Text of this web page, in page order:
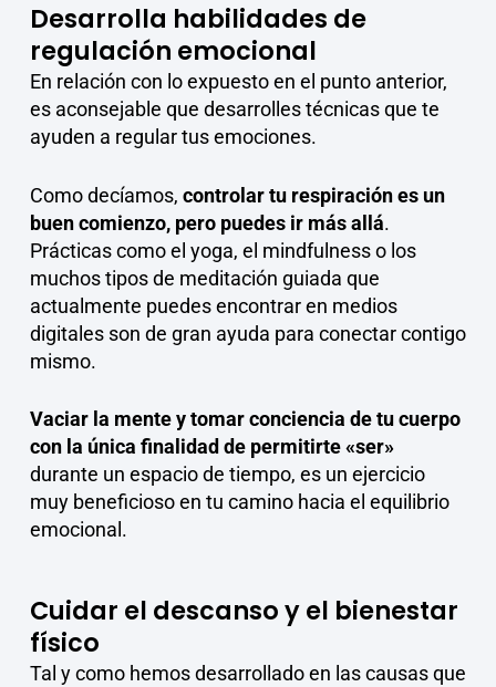
Desarrolla habilidades de
regulación emocional
En relación con lo expuesto en el punto anterior,
es aconsejable que desarrolles técnicas que te
ayuden a regular tus emociones.
Como decíamos, controlar tu respiración es un
buen comienzo, pero puedes ir más allá.
Prácticas como el yoga, el mindfulness o los
muchos tipos de meditación guiada que
actualmente puedes encontrar en medios
digitales son de gran ayuda para conectar contigo
mismo.
Vaciar la mente y tomar conciencia de tu cuerpo
con la única finalidad de permitirte «ser»
durante un espacio de tiempo, es un ejercicio
muy beneficioso en tu camino hacia el equilibrio
emocional.
Cuidar el descanso y el bienestar
físico
Tal y como hemos desarrollado en las causas que